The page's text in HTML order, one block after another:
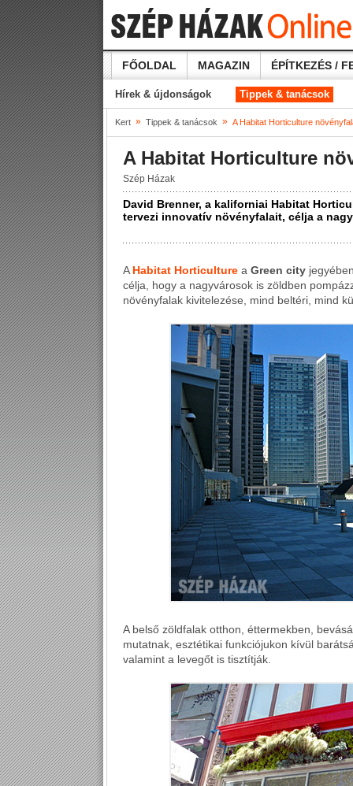
FŐOLDAL MAGAZIN ÉPÍTKEZÉS /
Hírek & újdonságok Tippek & tanácsok
Kert » Tippek & tanácsok » A Habitat Horticulture
A Habitat Horticulture
Szép Házak
David Brenner, a kaliforniai Habitat
tervezi innovatív növényfalait, célja a
A Habitat Horticulture a Green city
célja, hogy a nagyvárosok is zöldben
növényfalak kivitelezése, mind beltéri, mind
A belső zöldfalak otthon, éttermekben,
mutatnak, esztétikai funkciójukon kívül
valamint a levegőt is tisztítják.